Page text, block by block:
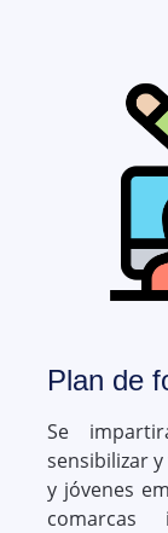
Plan de
Se
sensibilizar
y jóvenes
comarcas